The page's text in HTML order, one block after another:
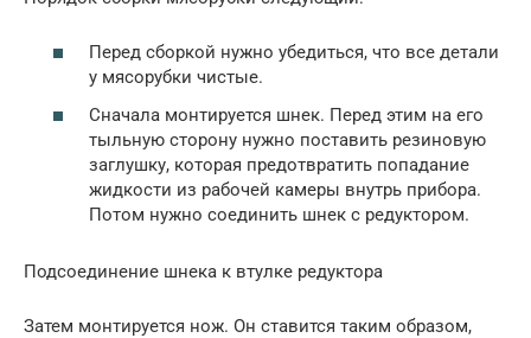
Перед сборкой нужно убедиться, что все детали
у мясорубки чистые.
Сначала монтируется шнек. Перед этим на его
тыльную сторону нужно поставить резиновую
заглушку, которая предотвратить попадание
жидкости из рабочей камеры внутрь прибора.
Потом нужно соединить шнек с редуктором.
Подсоединение шнека к втулке редуктора
Затем монтируется нож. Он ставится таким образом,